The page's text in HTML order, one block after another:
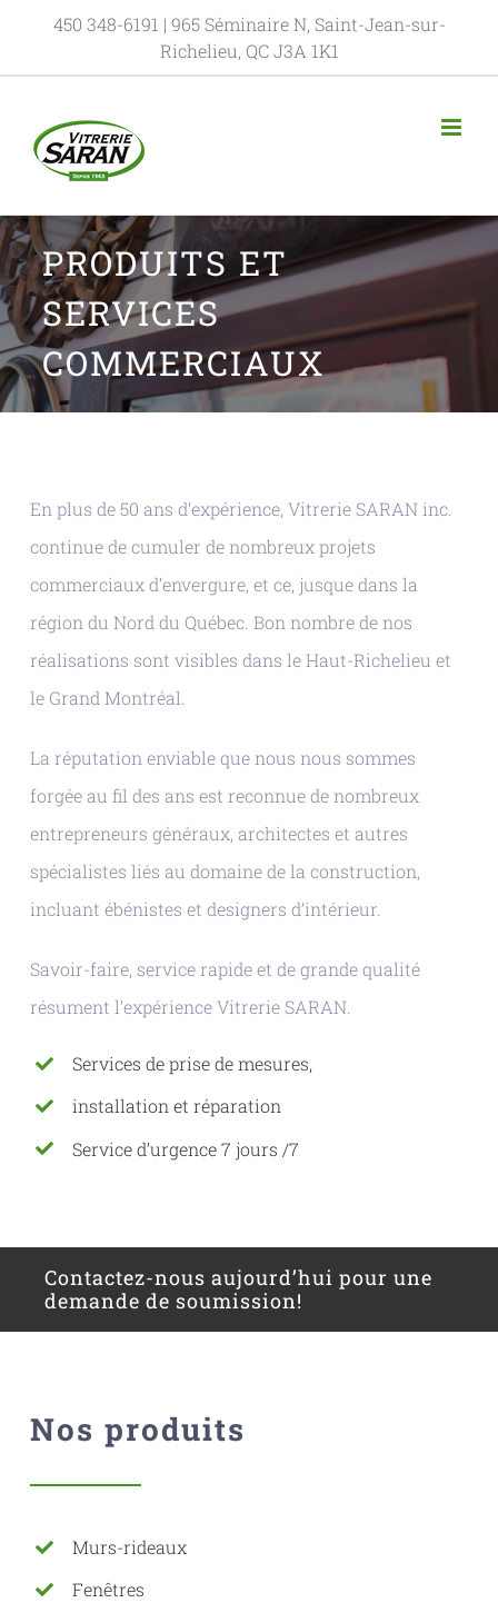
450 348-6191 | 965 Séminaire N, Saint-Jean-sur-
Richelieu, QC J3A 1K1
PRODUITS ET
SERVICES
COMMERCIAUX
En plus de 50 ans d’expérience, Vitrerie SARAN inc.
continue de cumuler de nombreux projets
commerciaux d’envergure, et ce, jusque dans la
région du Nord du Québec. Bon nombre de nos
réalisations sont visibles dans le Haut-Richelieu et
le Grand Montréal.
La réputation enviable que nous nous sommes
forgée au fil des ans est reconnue de nombreux
entrepreneurs généraux, architectes et autres
spécialistes liés au domaine de la construction,
incluant ébénistes et designers d’intérieur.
Savoir-faire, service rapide et de grande qualité
résument l’expérience Vitrerie SARAN.
Services de prise de mesures,
installation et réparation
Service d’urgence 7 jours /7
Contactez-nous aujourd’hui pour une
demande de soumission!
Nos produits
Murs-rideaux
Fenêtres